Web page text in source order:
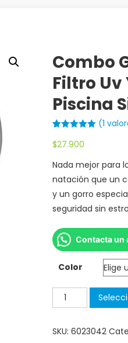
Combo
Filtro Uv
Piscina
con 5.00de
valoración
de un
cliente
(1
$27.900
Nada mejor para
natación que un
y un gorro
seguridad sin
Contacta un
Color
SKU: 6023042